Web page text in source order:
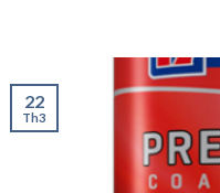
22
Th3